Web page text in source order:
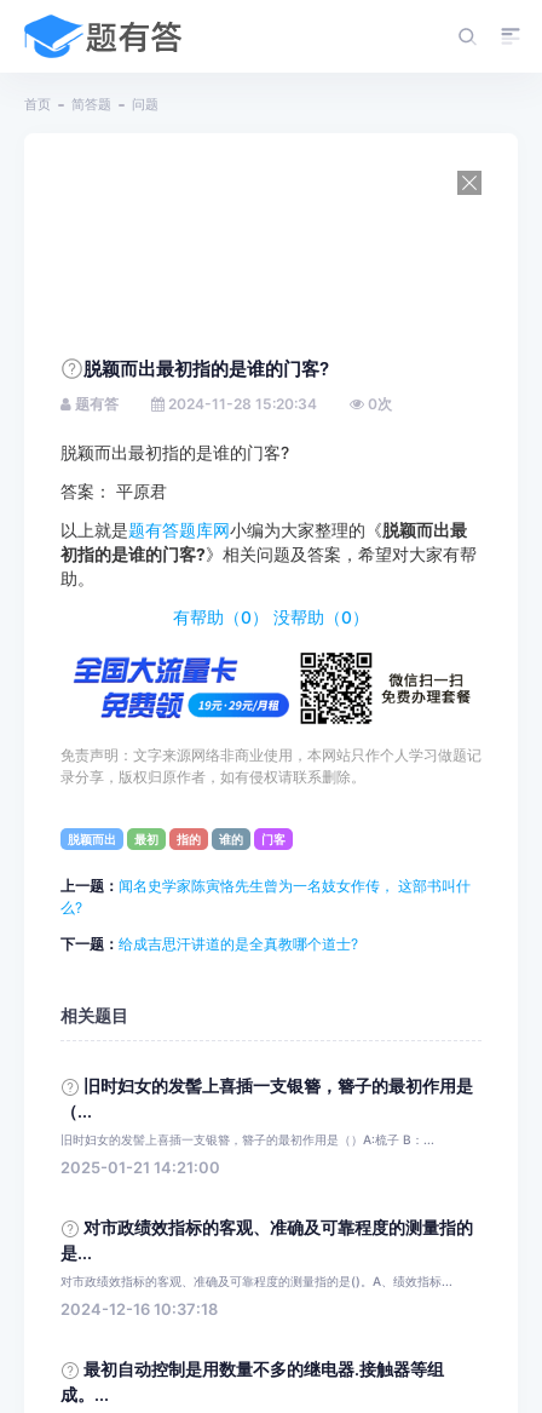
首页 简答题 问题
脱颖而出最初指的是谁的门客?
题有答 2024-11-28 15:20:34 0次
脱颖而出最初指的是谁的门客?
答案： 平原君
以上就是题有答题库网小编为大家整理的《脱颖而出最
初指的是谁的门客?》相关问题及答案，希望对大家有帮
助。
有帮助（0） 没帮助（0）
免责声明：文字来源网络非商业使用，本网站只作个人学习做题记
录分享，版权归原作者，如有侵权请联系删除。
脱颖而出 最初 指的 谁的 门客
上一题： 闻名史学家陈寅恪先生曾为一名妓女作传， 这部书叫什
么?
下一题： 给成吉思汗讲道的是全真教哪个道士?
相关题目
旧时妇女的发髻上喜插一支银簪，簪子的最初作用是
（...
旧时妇女的发髻上喜插一支银簪，簪子的最初作用是（）A:梳子 B：...
2025-01-21 14:21:00
对市政绩效指标的客观、准确及可靠程度的测量指的
是...
对市政绩效指标的客观、准确及可靠程度的测量指的是()。A、绩效指标...
2024-12-16 10:37:18
最初自动控制是用数量不多的继电器.接触器等组
成。...